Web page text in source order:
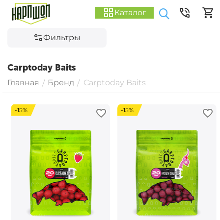
Каталог
Фильтры
Carptoday Baits
Главная / Бренд / Carptoday Baits
-15% -15%